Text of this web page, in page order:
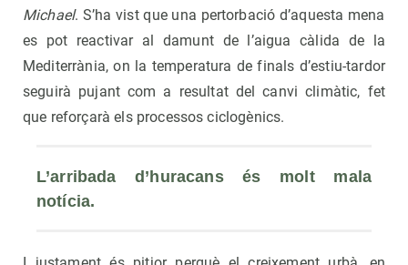
Michael. S’ha vist que una pertorbació d’aquesta mena
es pot reactivar al damunt de l’aigua càlida de la
Mediterrània, on la temperatura de finals d’estiu-tardor
seguirà pujant com a resultat del canvi climàtic, fet
que reforçarà els processos ciclogènics.
L’arribada d’huracans és molt mala
notícia.